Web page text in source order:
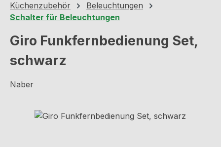
Küchenzubehör
Beleuchtungen
Schalter für Beleuchtungen
Giro Funkfernbedienung Set,
schwarz
Naber
Bildergalerie überspringen